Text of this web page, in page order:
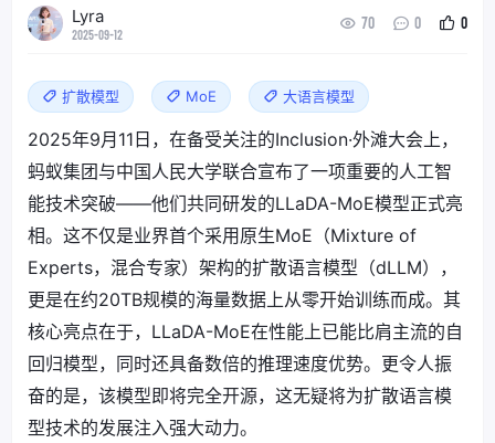
Lyra
2025-09-12
70 0 0
扩散模型 MoE 大语言模型
2025年9月11日，在备受关注的Inclusion·外滩大会上，
蚂蚁集团与中国人民大学联合宣布了一项重要的人工智
能技术突破——他们共同研发的LLaDA-MoE模型正式亮
相。这不仅是业界首个采用原生MoE（Mixture of
Experts，混合专家）架构的扩散语言模型（dLLM），
更是在约20TB规模的海量数据上从零开始训练而成。其
核心亮点在于，LLaDA-MoE在性能上已能比肩主流的自
回归模型，同时还具备数倍的推理速度优势。更令人振
奋的是，该模型即将完全开源，这无疑将为扩散语言模
型技术的发展注入强大动力。